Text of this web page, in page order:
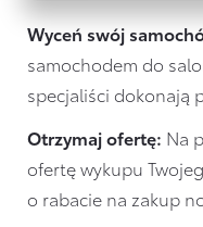
Wyceń swój
samochodem do
specjaliści dokonają
Otrzymaj ofertę: Na
ofertę wykupu
o rabacie na zakup